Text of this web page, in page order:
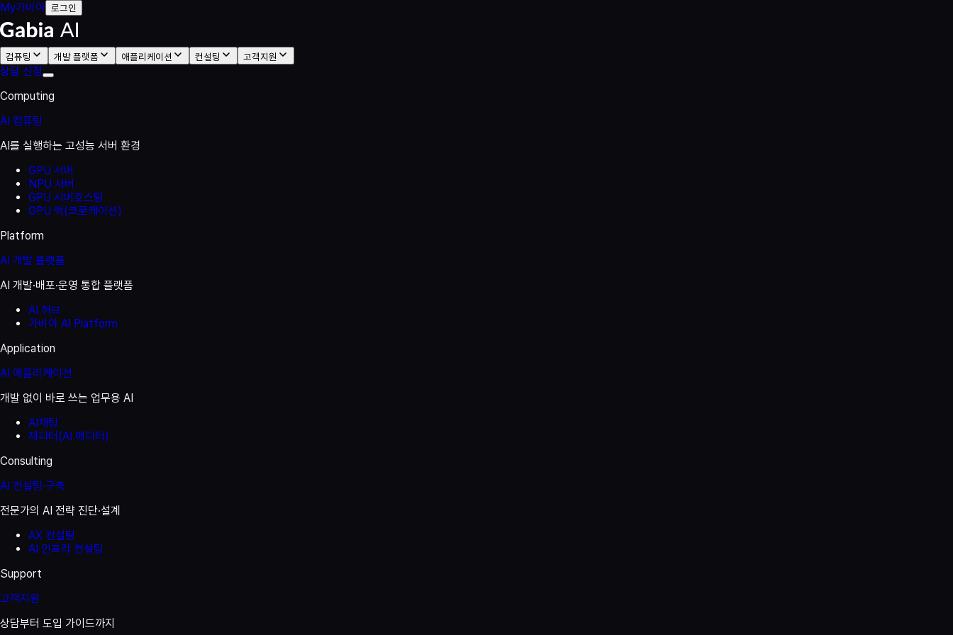
My가비아 로그인
컴퓨팅 개발 플랫폼 애플리케이션 컨설팅 고객지원
상담 신청
Computing
AI 컴퓨팅
AI를 실행하는 고성능 서버 환경
GPU 서버
NPU 서버
GPU 서버호스팅
GPU 랙(코로케이션)
Platform
AI 개발 플랫폼
AI 개발·배포·운영 통합 플랫폼
AI 허브
가비아 AI Platform
Application
AI 애플리케이션
개발 없이 바로 쓰는 업무용 AI
AI채팅
제디터(AI 에디터)
Consulting
AI 컨설팅·구축
전문가의 AI 전략 진단·설계
AX 컨설팅
AI 인프라 컨설팅
Support
고객지원
상담부터 도입 가이드까지